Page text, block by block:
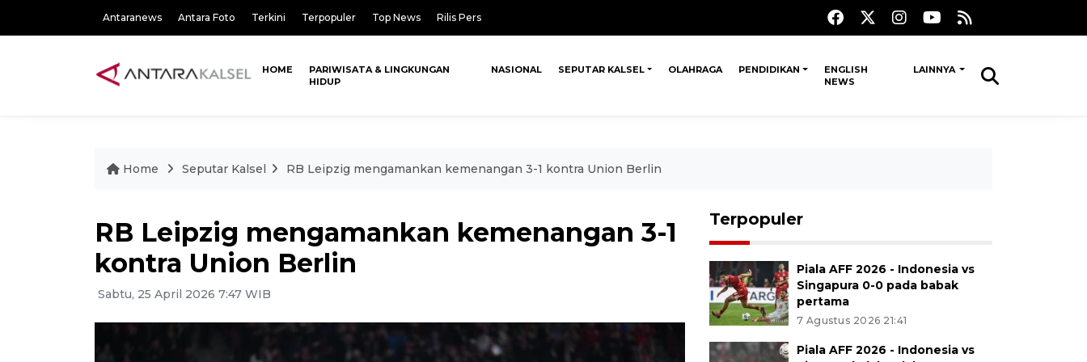
Antaranews Antara Foto Terkini Terpopuler Top News Rilis Pers
HOME
PARIWISATA & LINGKUNGAN
HIDUP
NASIONAL SEPUTAR KALSEL OLAHRAGA PENDIDIKAN
ENGLISH
NEWS
LAINNYA
Home Seputar Kalsel RB Leipzig mengamankan kemenangan 3-1 kontra Union Berlin
RB Leipzig mengamankan kemenangan 3-1
kontra Union Berlin
Sabtu, 25 April 2026 7:47 WIB
Terpopuler
Piala AFF 2026 - Indonesia vs
Singapura 0-0 pada babak
pertama
7 Agustus 2026 21:41
Piala AFF 2026 - Indonesia vs